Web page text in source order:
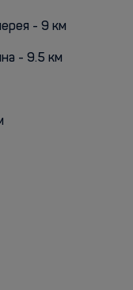
- 9 км
- 9.5 км